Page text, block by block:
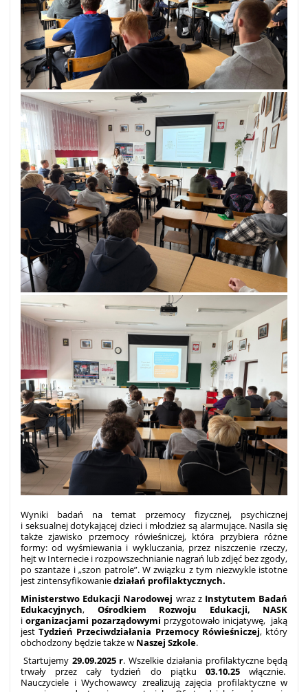
Wyniki badań na temat przemocy fizycznej, psychicznej
i seksualnej dotykającej dzieci i młodzież są alarmujące. Nasila się
także zjawisko przemocy rówieśniczej, która przybiera różne
formy: od wyśmiewania i wykluczania, przez niszczenie rzeczy,
hejt w Internecie i rozpowszechnianie nagrań lub zdjęć bez zgody,
po szantaże i „szon patrole”. W związku z tym niezwykle istotne
jest zintensyfikowaniedziałań profilaktycznych.
Ministerstwo Edukacji Narodowej wraz z Instytutem Badań
Edukacyjnych, Ośrodkiem Rozwoju Edukacji, NASK
i organizacjami pozarządowymi przygotowało inicjatywę, jaką
jestTydzień Przeciwdziałania Przemocy Rówieśniczej, który
obchodzony będzie także w Naszej Szkole.
Startujemy 29.09.2025 r. Wszelkie działania profilaktyczne będą
trwały przez cały tydzień do piątku 03.10.25włącznie.
Nauczyciele i Wychowawcy zrealizują zajęcia profilaktyczne w